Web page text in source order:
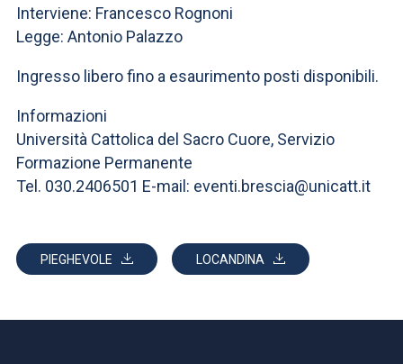
SEI UN DOCENTE O UN MEMBRO DELLO STAFF
Interviene: Francesco Rognoni
Legge: Antonio Palazzo
Ingresso libero fino a esaurimento posti disponibili.
Informazioni
Università Cattolica del Sacro Cuore, Servizio
Formazione Permanente
Tel. 030.2406501 E-mail: eventi.brescia@unicatt.it
PIEGHEVOLE LOCANDINA